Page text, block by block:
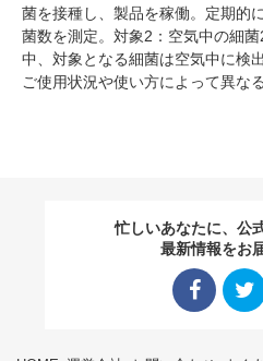
菌を接種し、製品を稼働。定期的
菌数を測定。対象2：空気中の細
中、対象となる細菌は空気中に検
ご使用状況や使い方によって異な
忙しいあなたに、公
最新情報をお